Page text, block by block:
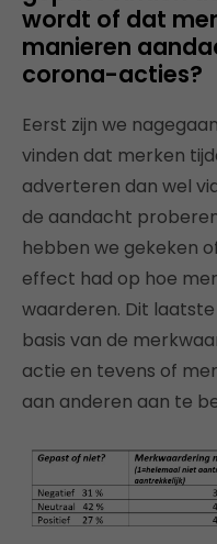
wordt of dat
manieren
corona-acties?
Eerst zijn we
vinden dat merken
adverteren dan wel
de aandacht
hebben we gekeken
effect had op hoe
waarderen. Dit
basis van de
actie en tevens of
aan anderen aan te